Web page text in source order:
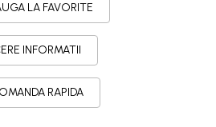
LA FAVORITE
INFORMATII
RAPIDA